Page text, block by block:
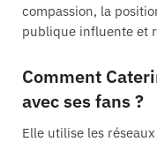
compassion, la
publique influente et
Comment
avec ses fans ?
Elle utilise les